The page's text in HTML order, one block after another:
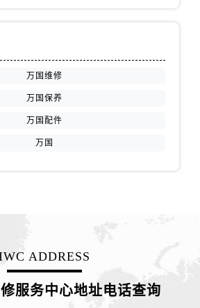
万国维修
万国保养
万国配件
万国
ADDRESS
服务中心地址电话查询